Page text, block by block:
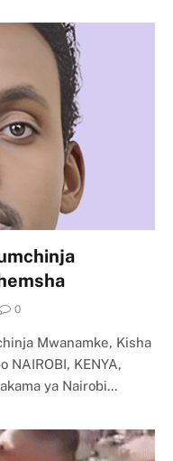
0
Mwanamke, Kisha
NAIROBI, KENYA,
ya Nairobi…